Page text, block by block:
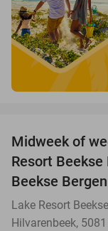
Midweek of
Resort
Beekse Bergen
Lake Resort
Hilvarenbeek,